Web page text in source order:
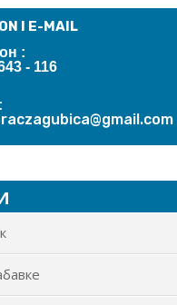
I E-MAIL
:
- 116